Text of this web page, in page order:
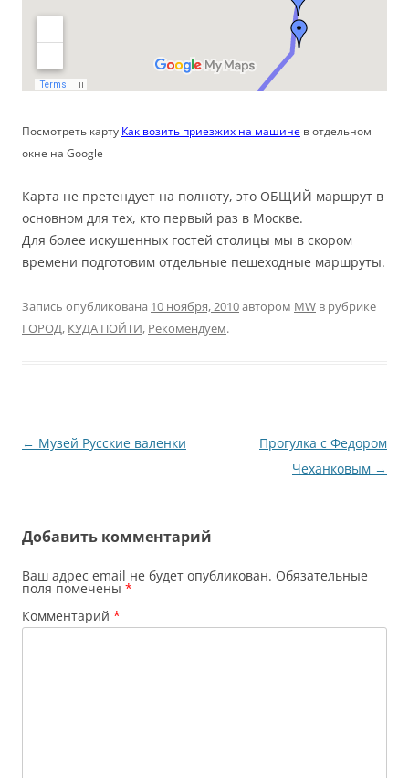
Посмотреть карту Как возить приезжих на машине в отдельном
окне на Google
Карта не претендует на полноту, это ОБЩИЙ маршрут в
основном для тех, кто первый раз в Москве.
Для более искушенных гостей столицы мы в скором
времени подготовим отдельные пешеходные маршруты.
Запись опубликована 10 ноября, 2010автором MW в рубрике
ГОРОД, КУДА ПОЙТИ, Рекомендуем.
Навигация
← Музей Русские валенки
Прогулка с Федором
Чеханковым →
Добавить комментарий
Ваш адрес email не будет опубликован. Обязательные
поля помечены *
Комментарий *